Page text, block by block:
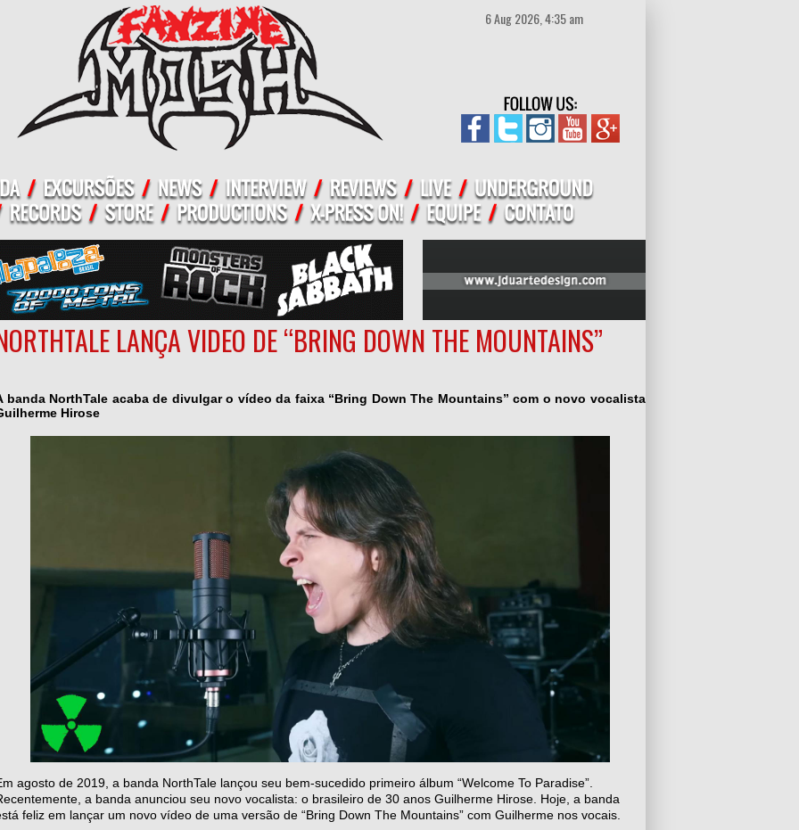
6 Aug 2026, 4:35 am
LANÇA VIDEO DE “BRING DOWN THE MOUNTAINS”
banda NorthTale acaba de divulgar o vídeo da faixa “Bring Down The Mountains”com o novo vocalista
Hirose
agosto de 2019, a banda NorthTale lançou seu bem-sucedido primeiro álbum “Welcome To Paradise”.
a banda anunciou seu novo vocalista: o brasileiro de 30 anos Guilherme Hirose. Hoje, a banda
feliz em lançar um novo vídeo de uma versão de “Bring Down The Mountains” com Guilherme nos vocais.